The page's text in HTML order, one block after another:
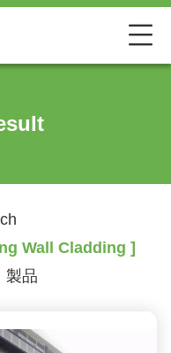
Wall Cladding ]
品